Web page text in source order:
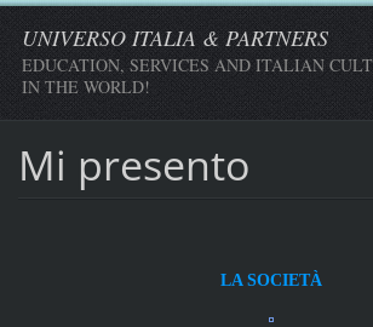
UNIVERSO ITALIA & PARTNERS
EDUCATION, SERVICES AND ITALIAN
IN THE WORLD!
Mi presento
LA SOCIETÀ